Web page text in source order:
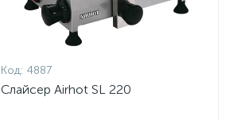
Код: 4887
Слайсер Airhot SL 220